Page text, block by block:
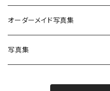
オーダーメイド写真集
写真集